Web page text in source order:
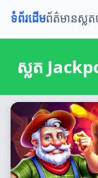
ទំព័រដើមព័ត៌មានស្លត
ស្លត